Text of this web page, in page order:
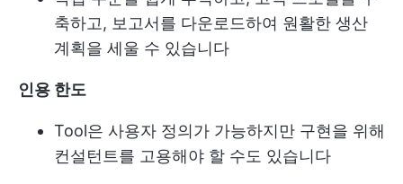
축하고, 보고서를 다운로드하여 원활한 생산
계획을 세울 수 있습니다
인용 한도
Tool은 사용자 정의가 가능하지만 구현을 위해
컨설턴트를 고용해야 할 수도 있습니다